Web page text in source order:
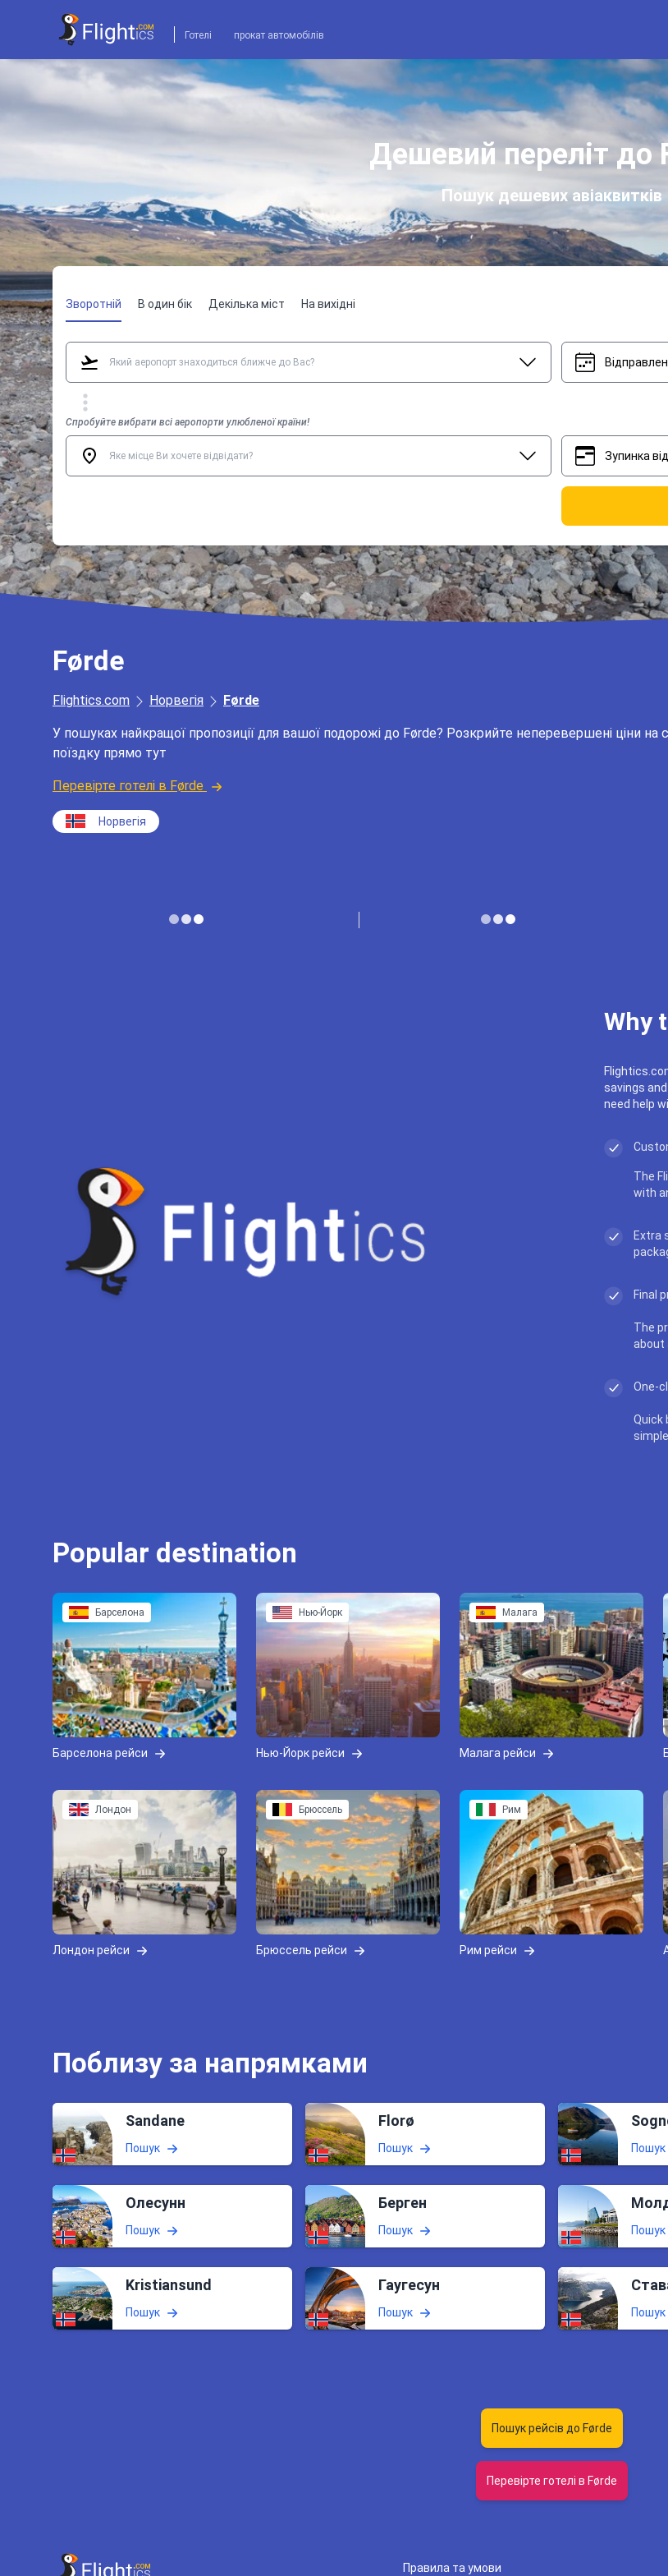
Готелі прокат автомобілів
Дешевий переліт до
Пошук дешевих авіаквитків
Зворотній В один бік Декілька міст На вихідні
Спробуйте вибрати всі аеропорти улюбленої країни!
Зупинка
Førde
Flightics.com Норвегія Førde
У пошуках найкращої пропозиції для вашої подорожі до Førde? Розкрийте неперевершені ціни на
поїздку прямо тут
Перевірте готелі в Førde
Норвегія
Why
savings
need help
The
with
Extra
Final
The
about
One-
Quick
Popular destination
Барселона
Барселона рейси
Нью-Йорк
Нью-Йорк рейси
Малага
Малага рейси
Лондон
Лондон рейси
Брюссель
Брюссель рейси
Рим
Рим рейси
Поблизу за напрямками
Sandane
Пошук
Florø
Пошук Пошук
Олесунн
Пошук
Берген
Пошук Пошук
Kristiansund
Пошук
Гаугесун
Пошук Пошук
Пошук рейсів до Førde
Перевірте готелі в Førde
Правила та умови